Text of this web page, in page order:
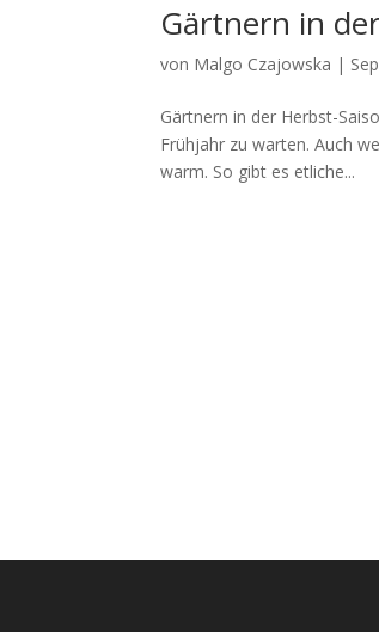
Gärtnern in
von Malgo Czajowska |
Gärtnern in der Herbst-
Frühjahr zu warten. Auch
warm. So gibt es etliche...